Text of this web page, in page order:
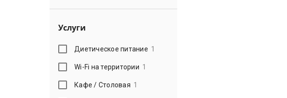
Услуги
Диетическое питание 1
Wi-Fi на территории 1
Кафе / Столовая 1